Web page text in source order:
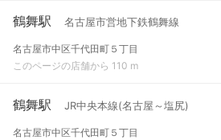
鶴舞駅 名古屋市営地下鉄鶴舞線
名古屋市中区千代田町５丁目
このページの店舗から 110 m
鶴舞駅 JR中央本線(名古屋～塩尻)
名古屋市中区千代田町５丁目